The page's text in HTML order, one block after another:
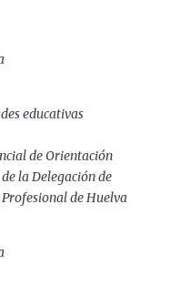
educativas
de Orientación
la Delegación de
de Huelva